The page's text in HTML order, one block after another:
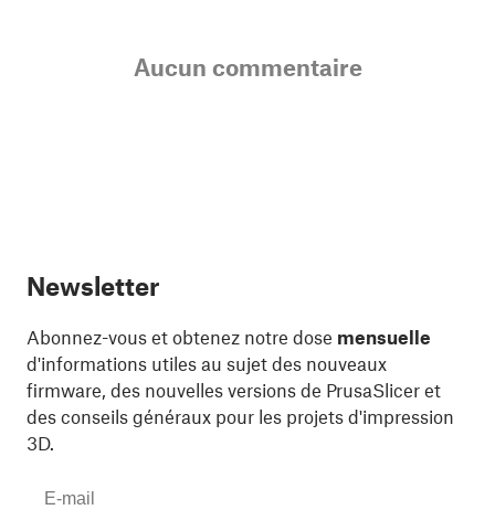
Aucun commentaire
Newsletter
Abonnez-vous et obtenez notre dose mensuelle
d'informations utiles au sujet des nouveaux
firmware, des nouvelles versions de PrusaSlicer et
des conseils généraux pour les projets d'impression
3D.